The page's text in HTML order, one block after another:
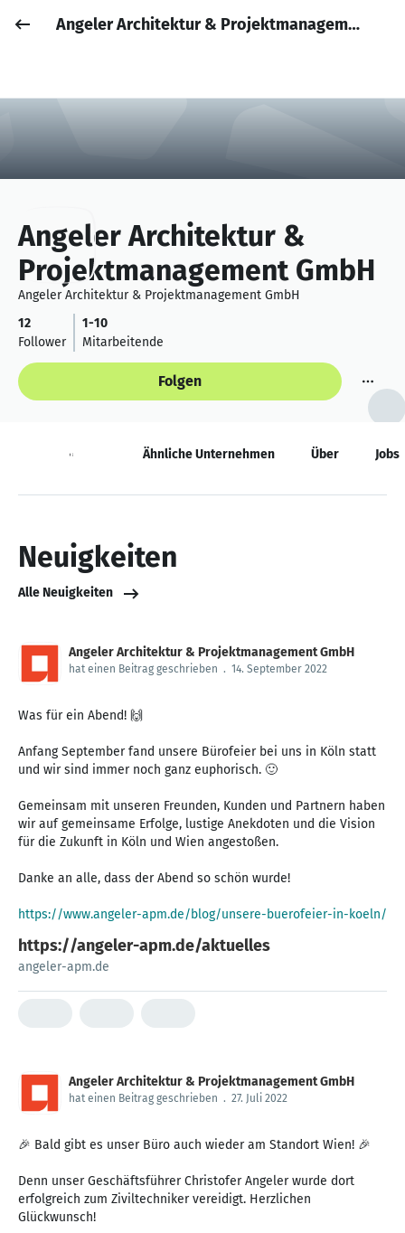
Anmelden
Job posten
Angeler Architektur & Projektmanagement GmbH
Angeler Architektur &
Projektmanagement GmbH
Angeler Architektur & Projektmanagement GmbH
12
Follower
1-10
Mitarbeitende
Folgen
Neuigkeiten Ähnliche Unternehmen Über Jobs
Neuigkeiten
Alle Neuigkeiten
Angeler Architektur & Projektmanagement GmbH
hat einen Beitrag geschrieben . 14. September 2022
Was für ein Abend! 🙌
Anfang September fand unsere Bürofeier bei uns in Köln statt
und wir sind immer noch ganz euphorisch. 🙂
Gemeinsam mit unseren Freunden, Kunden und Partnern haben
wir auf gemeinsame Erfolge, lustige Anekdoten und die Vision
für die Zukunft in Köln und Wien angestoßen.
Danke an alle, dass der Abend so schön wurde!
https://www.angeler-apm.de/blog/unsere-buerofeier-in-koeln/
https://angeler-apm.de/aktuelles
angeler-apm.de
Angeler Architektur & Projektmanagement GmbH
hat einen Beitrag geschrieben . 27. Juli 2022
🎉 Bald gibt es unser Büro auch wieder am Standort Wien! 🎉
Denn unser Geschäftsführer Christofer Angeler wurde dort
erfolgreich zum Ziviltechniker vereidigt. Herzlichen
Glückwunsch!